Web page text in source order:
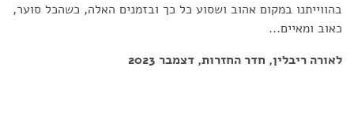
בהווייתנו במקום אהוב ושסוע כל כך ובזמנים האלה, כשהכל סוער,
כאוב ומאיים...
לאורה ריבלין, חדר החזרות, דצמבר 2023